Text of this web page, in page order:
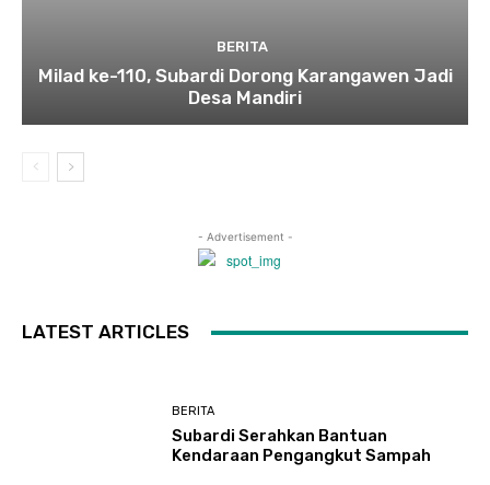
BERITA
Milad ke-110, Subardi Dorong Karangawen Jadi
Desa Mandiri
- Advertisement -
LATEST ARTICLES
BERITA
Subardi Serahkan Bantuan
Kendaraan Pengangkut Sampah